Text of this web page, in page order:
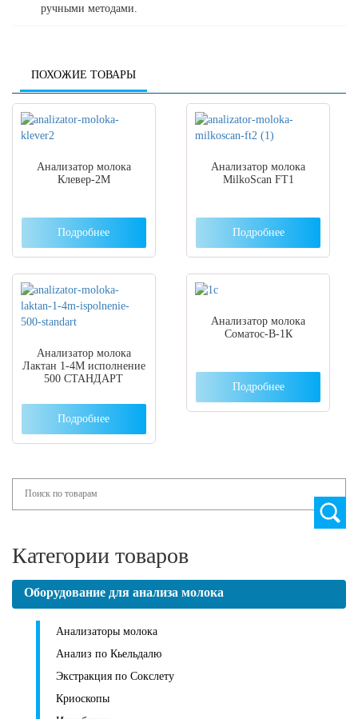
ручными методами.
ПОХОЖИЕ ТОВАРЫ
Анализатор молока
Клевер-2М
Подробнее
Анализатор молока
MilkoScan FT1
Подробнее
Анализатор молока
Лактан 1-4М исполнение
500 СТАНДАРТ
Подробнее
Анализатор молока
Соматос-В-1К
Подробнее
Категории товаров
Оборудование для анализа молока
Анализаторы молока
Анализ по Кьельдалю
Экстракция по Сокслету
Криоскопы